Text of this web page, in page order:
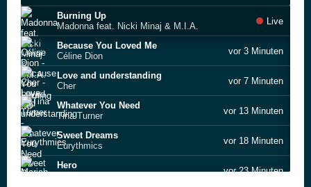
Burning Up
Madonna feat. Nicki Minaj & M.I.A.
Live
Because You Loved Me
Céline Dion
vor 3 Minuten
Love and understanding
Cher
vor 7 Minuten
Whatever You Need
Tina Turner
vor 13 Minuten
Sweet Dreams
Eurythmics
vor 18 Minuten
Hero
vor 23 Minuten